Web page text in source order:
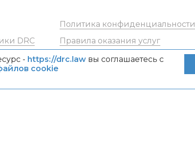
Политика конфиденциальности
DRC
Правила оказания услуг
- https://drc.lawвы соглашаетесь с
cookie